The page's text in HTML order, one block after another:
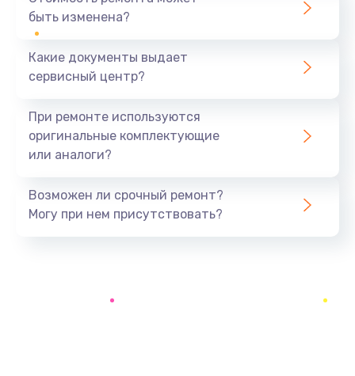
Ремонт электроплаты
Замена центрирующей шайбы динамика
Заказать
быть изменена?
Какие документы выдает
сервисный центр?
При ремонте используются
оригинальные комплектующие
или аналоги?
Возможен ли срочный ремонт?
Могу при нем присутствовать?